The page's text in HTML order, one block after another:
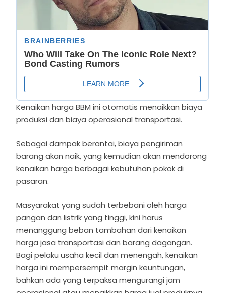
Kenaikan harga BBM ini otomatis menaikkan biaya
produksi dan biaya operasional transportasi.
Sebagai dampak berantai, biaya pengiriman
barang akan naik, yang kemudian akan mendorong
kenaikan harga berbagai kebutuhan pokok di
pasaran.
Masyarakat yang sudah terbebani oleh harga
pangan dan listrik yang tinggi, kini harus
menanggung beban tambahan dari kenaikan
harga jasa transportasi dan barang dagangan.
Bagi pelaku usaha kecil dan menengah, kenaikan
harga ini mempersempit margin keuntungan,
bahkan ada yang terpaksa mengurangi jam